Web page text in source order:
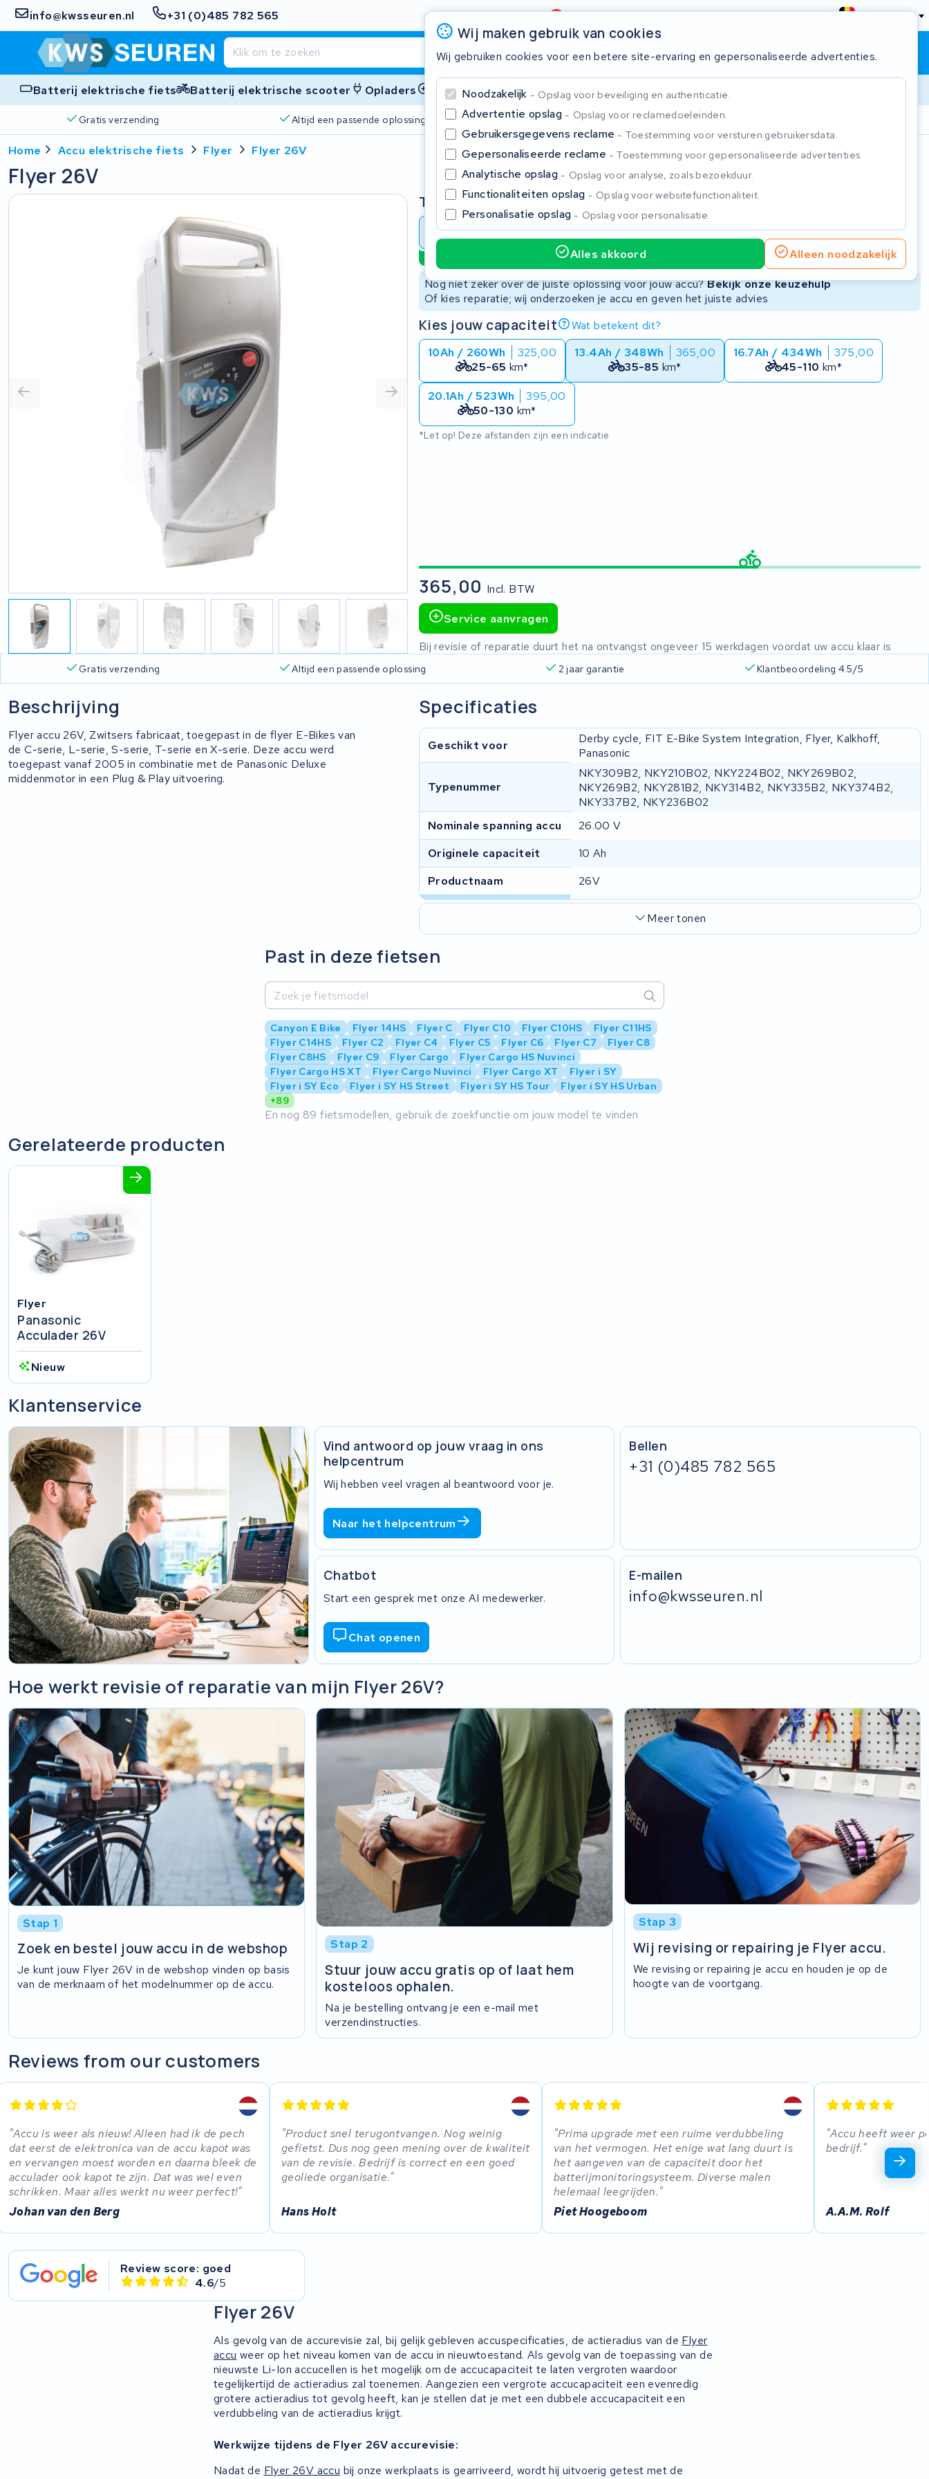
info@kwsseuren.nl +31 (0)485 782 565 Beoordeling4,6/5 België
Winkelwagen Inloggen
Batterij elektrische fiets Batterij elektrische scooter Opladers Accessoires
Gratis verzending Altijd een passende oplossing 2 jaar garantie
Wij maken gebruik van cookies
Wij gebruiken cookies voor een betere site-ervaring en gepersonaliseerde advertenties.
Noodzakelijk Opslag voor beveiliging en authenticatie.
Advertentie opslag Opslag voor reclamedoeleinden.
Gebruikersgegevens reclame Toestemming voor versturen gebruikersdata.
Gepersonaliseerde reclame Toestemming voor gepersonaliseerde advertenties.
Analytische opslag Opslag voor analyse, zoals bezoekduur.
Functionaliteiten opslag Opslag voor websitefunctionaliteit.
Personalisatie opslag Opslag voor personalisatie.
Alles akkoord Alleen noodzakelijk
Home Accu elektrische fiets Flyer Flyer 26V
Flyer 26V
Type
Accu revisie Accu reparatie Nieuwe Accu Refurbished Accu
Niet beschikbaar
Nog niet zeker over de juiste oplossing voor jouw accu?Bekijk onze keuzehulp
Of kies reparatie; wij onderzoeken je accu en geven het juiste advies
Kies jouw capaciteit
Wat betekent dit?
10Ah / 260Wh
325,00
25-65 km*
13.4Ah / 348Wh
365,00
35-85 km*
16.7Ah / 434Wh
375,00
45-110 km*
20.1Ah / 523Wh
395,00
50-130 km*
*Let op! Deze afstanden zijn een indicatie
365,00 Incl. BTW
Service aanvragen
Bij revisie of reparatie duurt het na ontvangst ongeveer 15 werkdagen voordat uw accu klaar is
Gratis verzending Altijd een passende oplossing 2 jaar garantie Klantbeoordeling 4.5/5
Beschrijving
Flyer accu 26V, Zwitsers fabricaat, toegepast in de flyer E-Bikes van
de C-serie, L-serie, S-serie, T-serie en X-serie. Deze accu werd
toegepast vanaf 2005 in combinatie met de Panasonic Deluxe
middenmotor in een Plug & Play uitvoering.
Specificaties
Geschikt voor
Derby cycle, FIT E-Bike System Integration, Flyer, Kalkhoff,
Panasonic
Typenummer
NKY309B2, NKY210B02, NKY224B02, NKY269B02,
NKY269B2, NKY281B2, NKY314B2, NKY335B2, NKY374B2,
NKY337B2, NKY236B02
Nominale spanning accu
26.00 V
Originele capaciteit
10 Ah
Productnaam
26V
Meer tonen
Past in deze fietsen
Canyon E Bike Flyer 14HS Flyer C Flyer C10 Flyer C10HS
Flyer C11HS
Flyer C14HS
Flyer C2 Flyer C4 Flyer C5 Flyer C6 Flyer C7
Flyer C8
Flyer C8HS
Flyer C9 Flyer Cargo
Flyer Cargo HS Nuvinci
Flyer Cargo HS XT
Flyer Cargo Nuvinci Flyer Cargo XT
Flyer i SY
Flyer i SY Eco
Flyer i SY HS Street Flyer i SY HS Tour
Flyer i SY HS Urban
+89
En nog 89 fietsmodellen, gebruik de zoekfunctie om jouw model te vinden
Gerelateerde producten
Flyer
Panasonic
Acculader 26V
Nieuw
Klantenservice
Vind antwoord op jouw vraag in ons
helpcentrum
Wij hebben veel vragen al beantwoord voor je.
Naar het helpcentrum
Bellen
+31 (0)485 782 565
E-mailen
info@kwsseuren.nl
Chatbot
Start een gesprek met onze AI medewerker.
Chat openen
Hoe werkt revisie of reparatie van mijn Flyer 26V?
Stap 1
Zoek en bestel jouw accu in de webshop
Je kunt jouw Flyer 26V in de webshop vinden op basis
van de merknaam of het modelnummer op de accu.
Stap 2
Stuur jouw accu gratis op of laat hem
kosteloos ophalen.
Na je bestelling ontvang je een e-mail met
verzendinstructies.
Stap 3
Wij revising or repairing je Flyer accu.
We revising or repairing je accu en houden je op de
hoogte van de voortgang.
Reviews from our customers
Accu is weer als nieuw! Alleen had ik de pech
dat eerst de elektronica van de accu kapot was
en vervangen moest worden en daarna bleek de
acculader ook kapot te zijn. Dat was wel even
schrikken. Maar alles werkt nu weer perfect!
Johan van den Berg
Product snel terugontvangen. Nog weinig
gefietst. Dus nog geen mening over de kwaliteit
van de revisie. Bedrijf is correct en een goed
geoliede organisatie.
Hans Holt
Prima upgrade met een ruime verdubbeling
van het vermogen. Het enige wat lang duurt is
het aangeven van de capaciteit door het
batterijmonitoringsysteem. Diverse malen
helemaal leegrijden.
Piet Hoogeboom
Accu heeft weer
bedrijf.
A.A.M. Rolf
Review score: goed
4.6/5
Flyer 26V
Als gevolg van de accurevisie zal, bij gelijk gebleven accuspecificaties, de actieradius van de Flyer
accu weer op het niveau komen van de accu in nieuwtoestand. Als gevolg van de toepassing van de
nieuwste Li-Ion accucellen is het mogelijk om de accucapaciteit te laten vergroten waardoor
tegelijkertijd de actieradius zal toenemen. Aangezien een vergrote accucapaciteit een evenredig
grotere actieradius tot gevolg heeft, kan je stellen dat je met een dubbele accucapaciteit een
verdubbeling van de actieradius krijgt.
Werkwijze tijdens de Flyer 26V accurevisie:
Nadat de Flyer 26V accu bij onze werkplaats is gearriveerd, wordt hij uitvoerig getest met de
Sluiten
Begin te typen in de zoekbalk om te zoeken